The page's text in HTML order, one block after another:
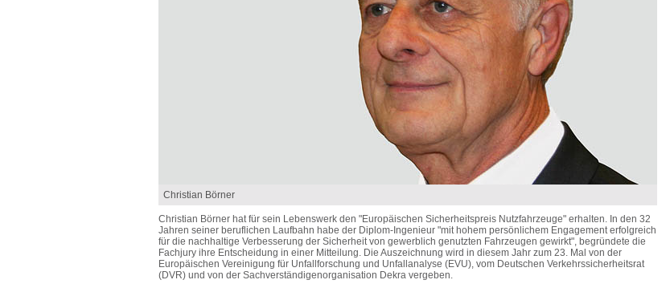
Christian Börner
Christian Börner hat für sein Lebenswerk den "Europäischen Sicherheitspreis Nutzfahrzeuge" erhalten. In den 32
Jahren seiner beruflichen Laufbahn habe der Diplom-Ingenieur "mit hohem persönlichem Engagement erfolgreich
für die nachhaltige Verbesserung der Sicherheit von gewerblich genutzten Fahrzeugen gewirkt", begründete die
Fachjury ihre Entscheidung in einer Mitteilung. Die Auszeichnung wird in diesem Jahr zum 23. Mal von der
Europäischen Vereinigung für Unfallforschung und Unfallanalyse (EVU), vom Deutschen Verkehrssicherheitsrat
(DVR) und von der Sachverständigenorganisation Dekra vergeben.